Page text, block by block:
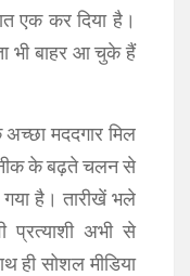
एक कर दिया है।
भी बाहर आ चुके हैं
मददगार मिल
के बढ़ते चलन से
है। तारीखें भले
प्रत्याशी अभी से
ही सोशल मीडिया